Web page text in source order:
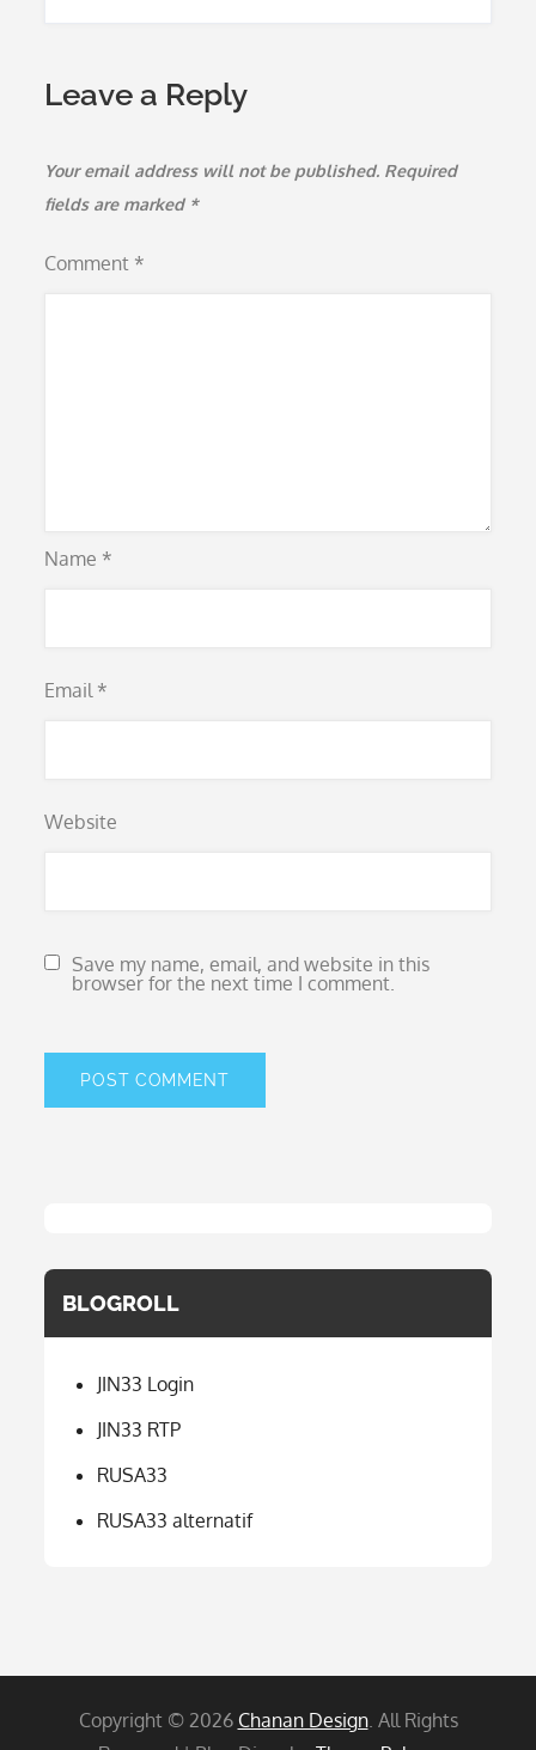
Leave a Reply
Your email address will not be published. Required
fields are marked *
Comment *
Name *
Email *
Website
Save my name, email, and website in this
browser for the next time I comment.
BLOGROLL
JIN33 Login
JIN33 RTP
RUSA33
RUSA33 alternatif
Copyright © 2026 Chanan Design. All Rights